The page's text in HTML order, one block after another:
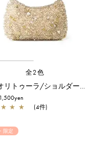
全2色
★ ★ ★ (4件)
限定